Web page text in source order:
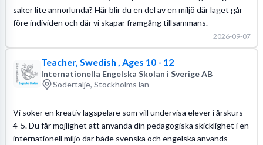
saker lite annorlunda? Här blir du en del av en miljö där laget går
före individen och där vi skapar framgång tillsammans.
2026-09-07
Teacher, Swedish , Ages 10 - 12
Internationella Engelska Skolan i Sverige AB
Södertälje, Stockholms län
Vi söker en kreativ lagspelare som vill undervisa elever i årskurs
4-5. Du får möjlighet att använda din pedagogiska skicklighet i en
internationell miljö där både svenska och engelska används